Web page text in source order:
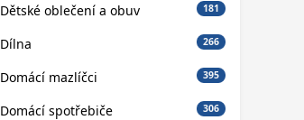
Dětské oblečení a obuv 181
Dílna 266
Domácí mazlíčci 395
Domácí spotřebiče 306